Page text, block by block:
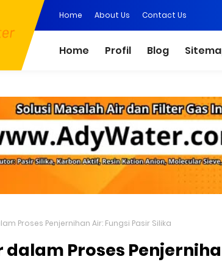
Home About Us Contact Us
Home Profil Blog
Proses Penjernihan Air: Fungsi Pasir Silika
dalam Proses